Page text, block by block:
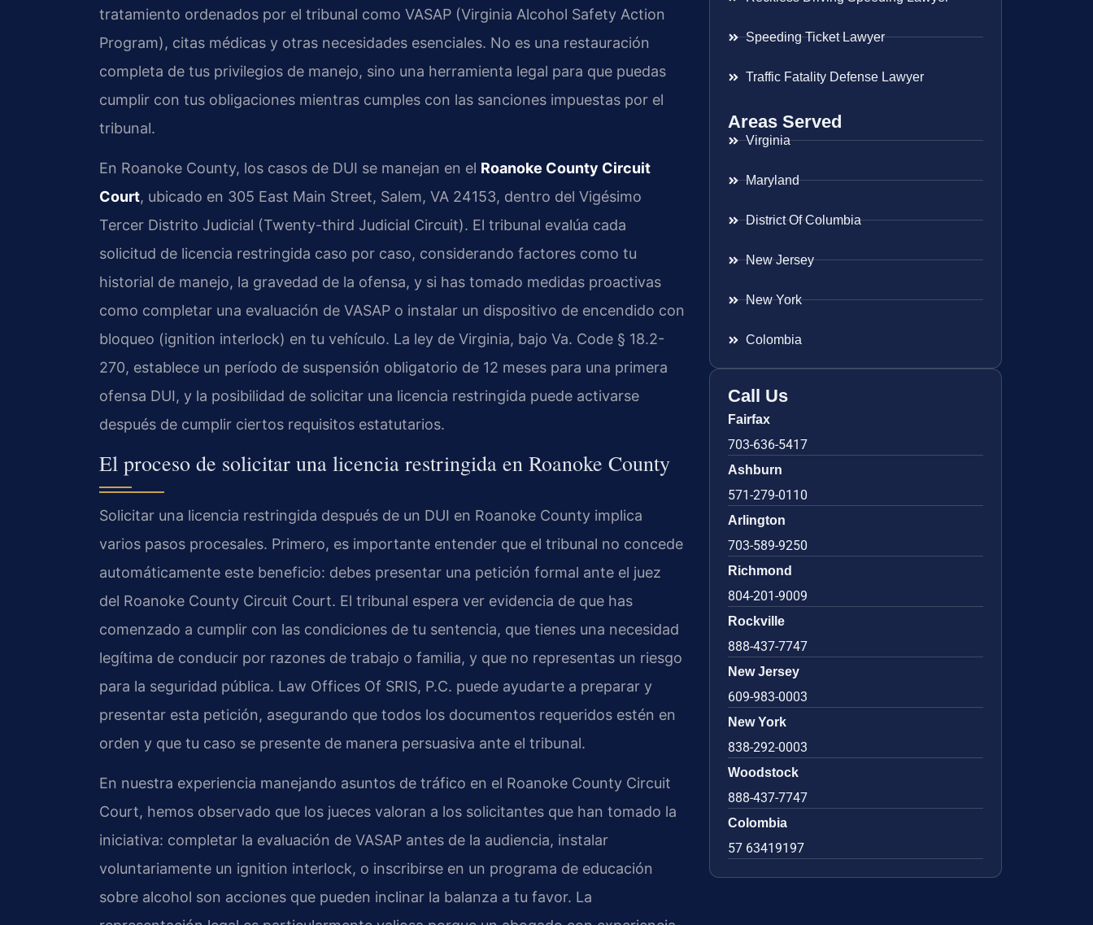
tratamiento ordenados por el tribunal como VASAP (Virginia Alcohol Safety Action
Program), citas médicas y otras necesidades esenciales. No es una restauración
completa de tus privilegios de manejo, sino una herramienta legal para que puedas
cumplir con tus obligaciones mientras cumples con las sanciones impuestas por el
tribunal.
En Roanoke County, los casos de DUI se manejan en el Roanoke County Circuit
Court, ubicado en 305 East Main Street, Salem, VA 24153, dentro del Vigésimo
Tercer Distrito Judicial (Twenty-third Judicial Circuit). El tribunal evalúa cada
solicitud de licencia restringida caso por caso, considerando factores como tu
historial de manejo, la gravedad de la ofensa, y si has tomado medidas proactivas
como completar una evaluación de VASAP o instalar un dispositivo de encendido con
bloqueo (ignition interlock) en tu vehículo. La ley de Virginia, bajo Va. Code § 18.2-
270, establece un período de suspensión obligatorio de 12 meses para una primera
ofensa DUI, y la posibilidad de solicitar una licencia restringida puede activarse
después de cumplir ciertos requisitos estatutarios.
El proceso de solicitar una licencia restringida en Roanoke County
Solicitar una licencia restringida después de un DUI en Roanoke County implica
varios pasos procesales. Primero, es importante entender que el tribunal no concede
automáticamente este beneficio: debes presentar una petición formal ante el juez
del Roanoke County Circuit Court. El tribunal espera ver evidencia de que has
comenzado a cumplir con las condiciones de tu sentencia, que tienes una necesidad
legítima de conducir por razones de trabajo o familia, y que no representas un riesgo
para la seguridad pública. Law Offices Of SRIS, P.C. puede ayudarte a preparar y
presentar esta petición, asegurando que todos los documentos requeridos estén en
orden y que tu caso se presente de manera persuasiva ante el tribunal.
En nuestra experiencia manejando asuntos de tráfico en el Roanoke County Circuit
Court, hemos observado que los jueces valoran a los solicitantes que han tomado la
iniciativa: completar la evaluación de VASAP antes de la audiencia, instalar
voluntariamente un ignition interlock, o inscribirse en un programa de educación
sobre alcohol son acciones que pueden inclinar la balanza a tu favor. La
Speeding Ticket Lawyer
Traffic Fatality Defense Lawyer
Areas Served
Virginia
Maryland
District Of Columbia
New Jersey
New York
Colombia
Call Us
Fairfax
703-636-5417
Ashburn
571-279-0110
Arlington
703-589-9250
Richmond
804-201-9009
Rockville
888-437-7747
New Jersey
609-983-0003
New York
838-292-0003
Woodstock
888-437-7747
Colombia
57 63419197